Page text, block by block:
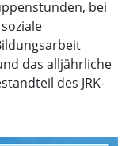
bei
das alljährliche
des JRK-